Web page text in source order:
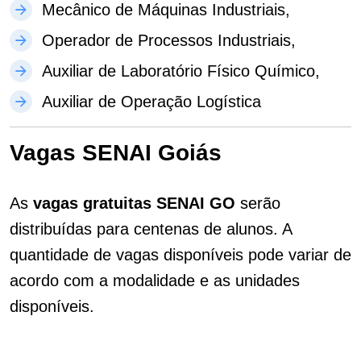
Mecânico de Máquinas Industriais,
Operador de Processos Industriais,
Auxiliar de Laboratório Físico Químico,
Auxiliar de Operação Logística
Vagas SENAI Goiás
As vagas gratuitas SENAI GO serão
distribuídas para centenas de alunos. A
quantidade de vagas disponíveis pode variar de
acordo com a modalidade e as unidades
disponíveis.